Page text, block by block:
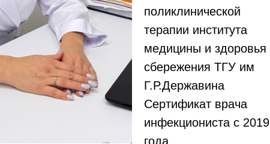
поликлинической
терапии института
медицины и здоровья
сбережения ТГУ им
Г.Р.Державина
Сертификат врача
инфекциониста с 2019
года